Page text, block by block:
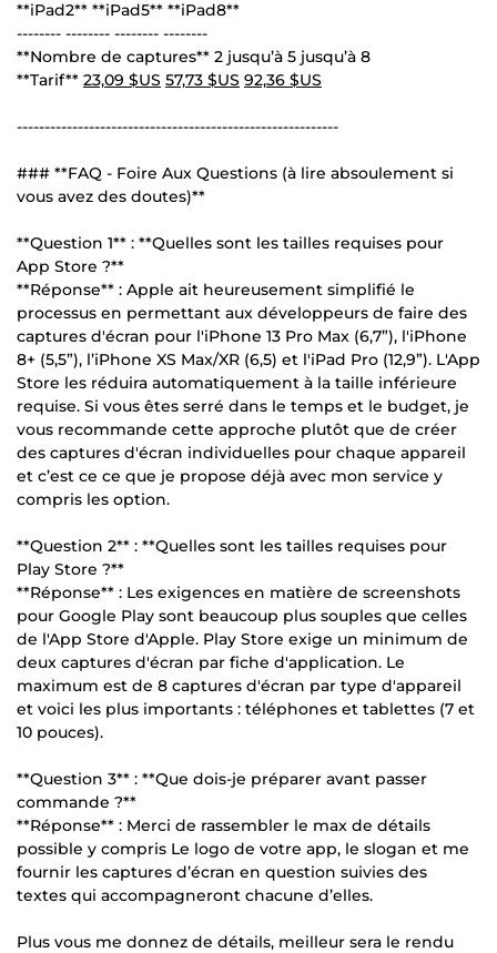
**iPad2** **iPad5** **iPad8**
-------- -------- -------- --------
**Nombre de captures** 2 jusqu’à 5 jusqu’à 8
**Tarif** 23,09 $US 57,73 $US 92,36 $US
----------------------------------------------------------
### **FAQ - Foire Aux Questions (à lire absoulement si
vous avez des doutes)**
**Question 1** : **Quelles sont les tailles requises pour
App Store ?**
**Réponse** : Apple ait heureusement simplifié le
processus en permettant aux développeurs de faire des
captures d'écran pour l'iPhone 13 Pro Max (6,7”), l'iPhone
8+ (5,5”), l’iPhone XS Max/XR (6,5) et l'iPad Pro (12,9”). L'App
Store les réduira automatiquement à la taille inférieure
requise. Si vous êtes serré dans le temps et le budget, je
vous recommande cette approche plutôt que de créer
des captures d'écran individuelles pour chaque appareil
et c’est ce ce que je propose déjà avec mon service y
compris les option.
**Question 2** : **Quelles sont les tailles requises pour
Play Store ?**
**Réponse** : Les exigences en matière de screenshots
pour Google Play sont beaucoup plus souples que celles
de l'App Store d'Apple. Play Store exige un minimum de
deux captures d'écran par fiche d'application. Le
maximum est de 8 captures d'écran par type d'appareil
et voici les plus importants : téléphones et tablettes (7 et
10 pouces).
**Question 3** : **Que dois-je préparer avant passer
commande ?**
**Réponse** : Merci de rassembler le max de détails
possible y compris Le logo de votre app, le slogan et me
fournir les captures d’écran en question suivies des
textes qui accompagneront chacune d’elles.
Plus vous me donnez de détails, meilleur sera le rendu